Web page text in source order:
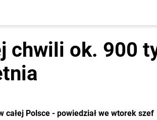
chwili ok. 900
Polsce - powiedział we wtorek szef